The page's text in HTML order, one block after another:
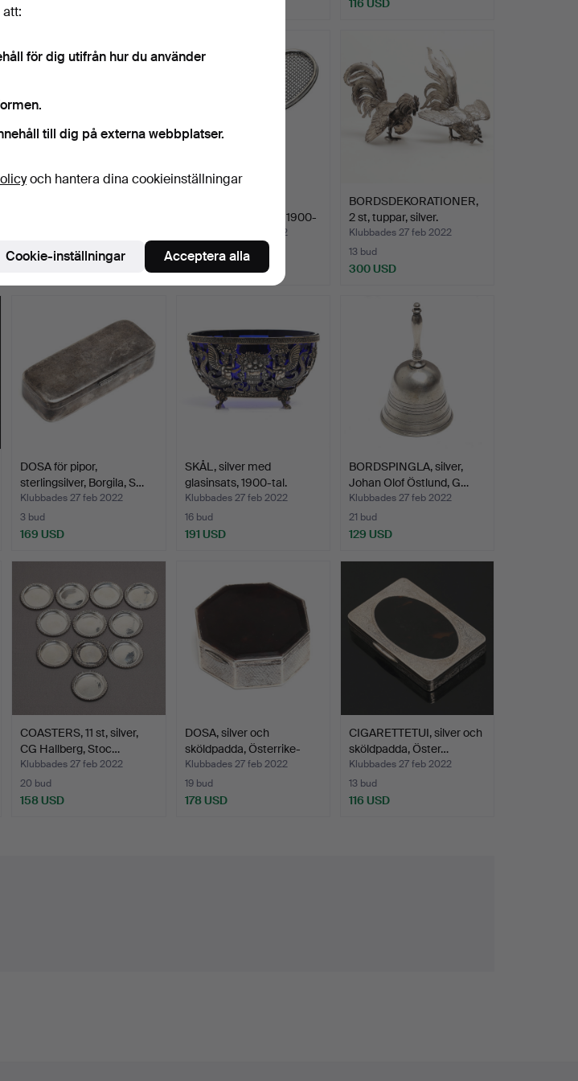
116 USD
3 bud
tennisrack, nysilver, 1900-
Klubbades 27 feb 2022
17 bud
BORDSDEKORATIONER,
2 st, tuppar, silver.
Klubbades 27 feb 2022
13 bud
300 USD
DOSA för pipor,
sterlingsilver, Borgila, S…
Klubbades 27 feb 2022
3 bud
169 USD
SKÅL, silver med
glasinsats, 1900-tal.
Klubbades 27 feb 2022
16 bud
191 USD
BORDSPINGLA, silver,
Johan Olof Östlund, G…
Klubbades 27 feb 2022
21 bud
129 USD
COASTERS, 11 st, silver,
CG Hallberg, Stoc…
Klubbades 27 feb 2022
20 bud
158 USD
DOSA, silver och
sköldpadda, Österrike-
Ung…
Klubbades 27 feb 2022
19 bud
178 USD
CIGARETTETUI, silver och
sköldpadda, Öster…
Klubbades 27 feb 2022
13 bud
116 USD
för dig utifrån hur du använder
till dig på externa webbplatser.
och hantera dina cookieinställningar
Cookie-inställningar Acceptera alla